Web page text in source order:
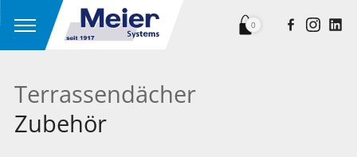
0
Zubehör
Terrassendächer